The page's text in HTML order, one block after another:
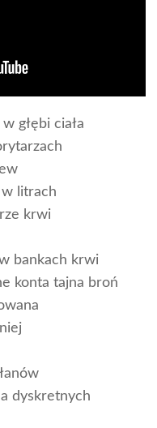
głębi ciała
litrach
krwi
bankach krwi
konta tajna broń
dyskretnych